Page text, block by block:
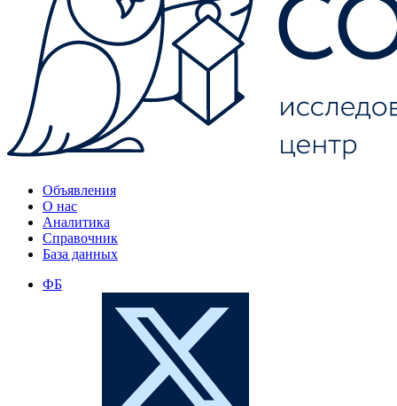
Объявления
О нас
Аналитика
Справочник
База данных
ФБ